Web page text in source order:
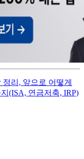
리, 앞으로 어떻게
(ISA, 연금저축, IRP)